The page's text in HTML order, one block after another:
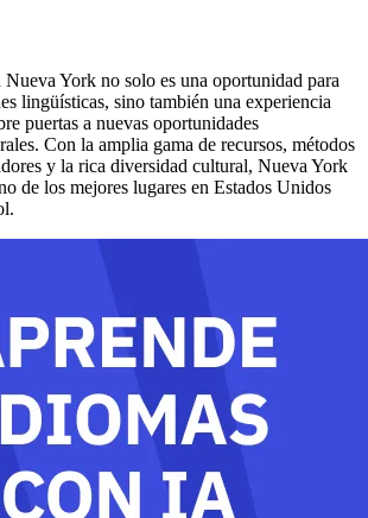
York no solo es una oportunidad para
lingüísticas, sino también una experiencia
puertas a nuevas oportunidades
Con la amplia gama de recursos, métodos
y la rica diversidad cultural, Nueva York
de los mejores lugares en Estados Unidos